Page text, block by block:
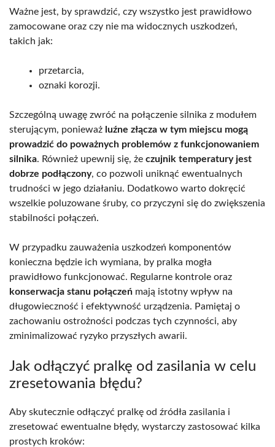
Ważne jest, by sprawdzić, czy wszystko jest prawidłowo
zamocowane oraz czy nie ma widocznych uszkodzeń,
takich jak:
przetarcia,
oznaki korozji.
Szczególną uwagę zwróć na połączenie silnika z modułem
sterującym, ponieważ luźne złącza w tym miejscu mogą
prowadzić do poważnych problemów z funkcjonowaniem
silnika. Również upewnij się, że czujnik temperatury jest
dobrze podłączony, co pozwoli uniknąć ewentualnych
trudności w jego działaniu. Dodatkowo warto dokręcić
wszelkie poluzowane śruby, co przyczyni się do zwiększenia
stabilności połączeń.
W przypadku zauważenia uszkodzeń komponentów
konieczna będzie ich wymiana, by pralka mogła
prawidłowo funkcjonować. Regularne kontrole oraz
konserwacja stanu połączeń mają istotny wpływ na
długowieczność i efektywność urządzenia. Pamiętaj o
zachowaniu ostrożności podczas tych czynności, aby
zminimalizować ryzyko przyszłych awarii.
Jak odłączyć pralkę od zasilania w celu
zresetowania błędu?
Aby skutecznie odłączyć pralkę od źródła zasilania i
zresetować ewentualne błędy, wystarczy zastosować kilka
prostych kroków: